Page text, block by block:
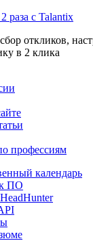
раза с Talantix
откликов,
в 2 клика
профессиям
календарь
к ПО